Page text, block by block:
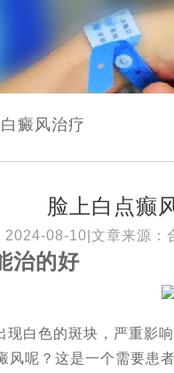
白癜风治疗
脸上白点癫
2024-08-10|文章来源：
治的好
现白色的斑块，严重影
风呢？这是一个需要患